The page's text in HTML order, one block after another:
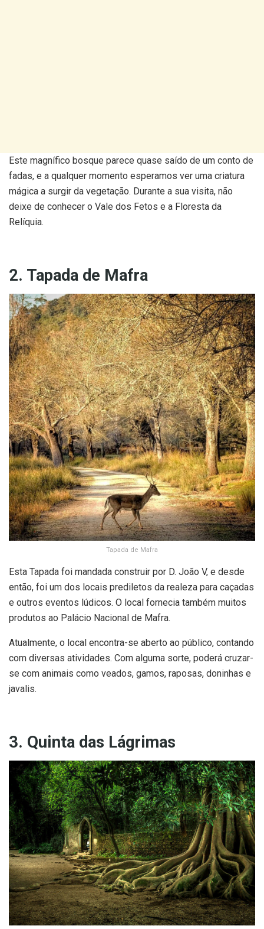
Este magnífico bosque parece quase saído de um conto de
fadas, e a qualquer momento esperamos ver uma criatura
mágica a surgir da vegetação. Durante a sua visita, não
deixe de conhecer o Vale dos Fetos e a Floresta da
Relíquia.
2. Tapada de Mafra
Tapada de Mafra
Esta Tapada foi mandada construir por D. João V, e desde
então, foi um dos locais prediletos da realeza para caçadas
e outros eventos lúdicos. O local fornecia também muitos
produtos ao Palácio Nacional de Mafra.
Atualmente, o local encontra-se aberto ao público, contando
com diversas atividades. Com alguma sorte, poderá cruzar-
se com animais como veados, gamos, raposas, doninhas e
javalis.
3. Quinta das Lágrimas